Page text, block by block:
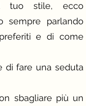
tuo stile, ecco
sempre parlando
e di come
di fare una seduta
sbagliare più un